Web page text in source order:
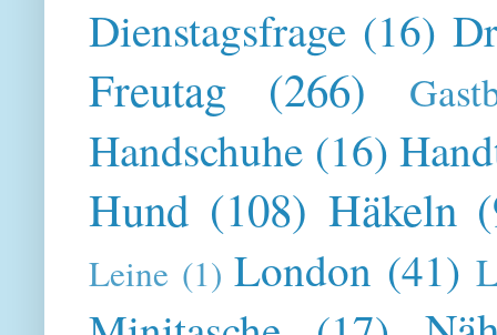
Dienstagsfrage (16)
Freutag (266)
Handschuhe (16)
Hund (108) Häkeln
Leine (1) London (41)